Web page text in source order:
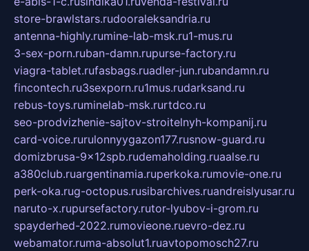
store-brawlstars.rudooraleksandria.ru
antenna-highly.rumine-lab-msk.ru1-mus.ru
3-sex-porn.ruban-damn.rupurse-factory.ru
viagra-tablet.rufasbags.ruadler-jun.rubandamn.ru
fincontech.ru3sexporn.ru1mus.rudarksand.ru
rebus-toys.ruminelab-msk.rurtdco.ru
seo-prodvizhenie-sajtov-stroitelnyh-kompanij.ru
card-voice.rurulonnyygazon177.rusnow-guard.ru
domizbrusa-9x12spb.rudemaholding.ruaalse.ru
a380club.ruargentinamia.ruperkoka.rumovie-one.ru
perk-oka.rug-octopus.rusibarchives.ruandreislyusar.ru
naruto-x.rupursefactory.rutor-lyubov-i-grom.ru
spayderhed-2022.rumovieone.ruevro-dez.ru
webamator.ruma-absolut1.ruavtopomosch27.ru